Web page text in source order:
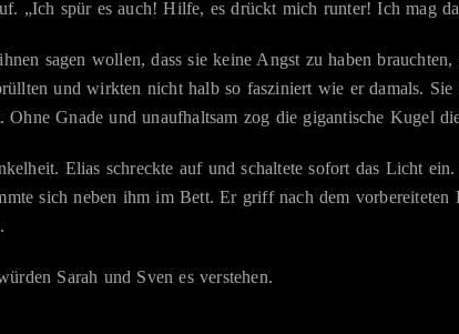
„Ich spür es auch! Hilfe, es drückt mich runter! Ich mag
sagen wollen, dass sie keine Angst zu haben
und wirkten nicht halb so fasziniert wie er damals. Sie
Ohne Gnade und unaufhaltsam zog die gigantische Kugel
Elias schreckte auf und schaltete sofort das Licht
sich neben ihm im Bett. Er griff nach dem
Sarah und Sven es verstehen.